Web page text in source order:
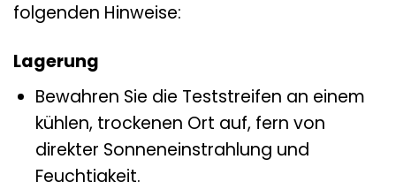
folgenden Hinweise:
Lagerung
Bewahren Sie die Teststreifen an einem
kühlen, trockenen Ort auf, fern von
direkter Sonneneinstrahlung und
Feuchtigkeit.